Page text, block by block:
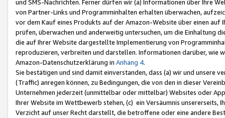
und SMS-Nachrichten. Ferner dürfen wir (a) Informationen über Ihre
von Partner-Links und Programminhalten erhalten überwachen,
vor dem Kauf eines Produkts auf der Amazon-Website über einen
prüfen, überwachen und anderweitig untersuchen, um die Einhaltung
die auf Ihrer Website dargestellte Implementierung von
reproduzieren, verbreiten und darstellen. Informationen darüber, wie
Amazon-Datenschutzerklärung in Anhang 4.
Sie bestätigen und sind damit einverstanden, dass (a) wir und
(Traffic) anregen können, zu Bedingungen, die von den in dieser
Unternehmen jederzeit (unmittelbar oder mittelbar) Websites oder
Ihrer Website im Wettbewerb stehen, (c) ein Versäumnis unsererseits,
Verzicht auf unser Recht darstellt, die betroffene oder eine andere